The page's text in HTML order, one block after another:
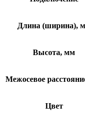
Длина (ширина),
Высота, мм
Межосевое
Цвет